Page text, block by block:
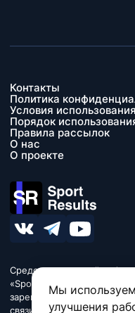
Мы
улучшения
Контакты
Политика
Условия использования
Порядок
Правила рассылок
О нас
О проекте
Средство массовой
«SportResults» (адрес в
зарегистрировано
связи, информационных